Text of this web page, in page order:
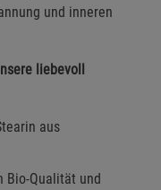
und inneren
liebevoll
aus
Bio-Qualität und